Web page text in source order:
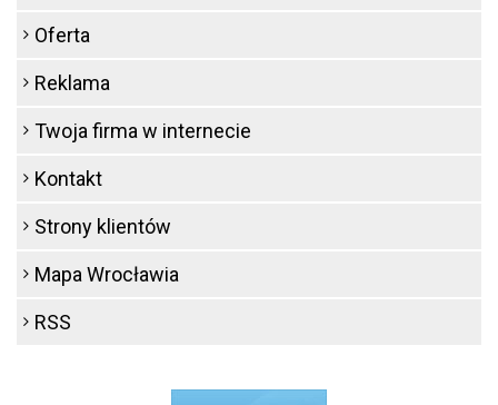
Oferta
Reklama
Twoja firma w internecie
Kontakt
Strony klientów
Mapa Wrocławia
RSS